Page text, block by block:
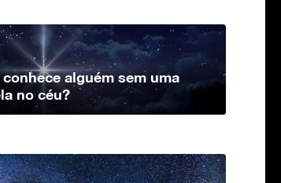
conhece alguém sem uma
no céu?